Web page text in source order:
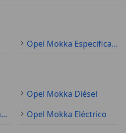
Opel Mokka Especificaciones técnicas
Opel Mokka Diésel
Opel Mokka Gas licuado (GLP)
Opel Mokka Eléctrico